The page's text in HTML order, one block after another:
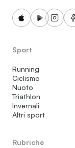
Sport
Running
Ciclismo
Nuoto
Triathlon
Invernali
Altri sport
Rubriche